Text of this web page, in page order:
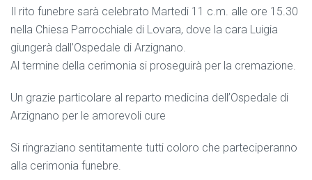
Il rito funebre sarà celebrato Martedi 11 c.m. alle ore 15.30
nella Chiesa Parrocchiale di Lovara, dove la cara Luigia
giungerà dall’Ospedale di Arzignano.
Al termine della cerimonia si proseguirà per la cremazione.
Un grazie particolare al reparto medicina dell’Ospedale di
Arzignano per le amorevoli cure
Si ringraziano sentitamente tutti coloro che parteciperanno
alla cerimonia funebre.